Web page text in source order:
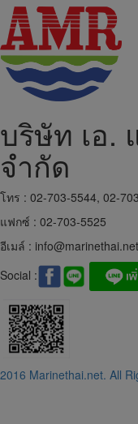
บริษัท เอ.
จำกัด
โทร : 02-703-5544, 02-
แฟกซ์ : 02-703-5525
อีเมล์ : info@marinethai.net
Social :
2016 Marinethai.net. All